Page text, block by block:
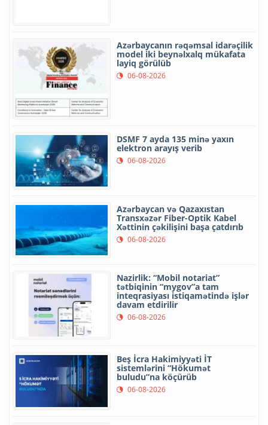
Azərbaycanın rəqəmsal idarəçilik
model iki beynəlxalq mükafata
layiq görülüb
06-08-2026
DSMF 7 ayda 135 minə yaxın
elektron arayış verib
06-08-2026
Azərbaycan və Qazaxıstan
Transxəzər Fiber-Optik Kabel
Xəttinin çəkilişini başa çatdırıb
06-08-2026
Nazirlik: “Mobil notariat”
tətbiqinin “mygov”a tam
inteqrasiyası istiqamətində işlər
davam etdirilir
06-08-2026
Beş İcra Hakimiyyəti İT
sistemlərini “Hökumət
buludu”na köçürüb
06-08-2026